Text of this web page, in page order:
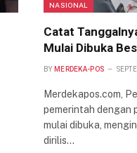
NASIONAL
Catat
Mulai Dibuka
BY MERDEKA-POS
Merdekapos.com,
pemerintah dengan
mulai dibuka,
dirilis…